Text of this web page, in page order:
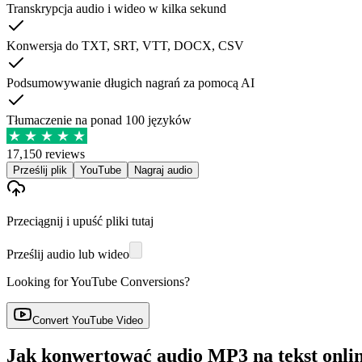
Transkrypcja audio i wideo w kilka sekund
Konwersja do TXT, SRT, VTT, DOCX, CSV
Podsumowywanie długich nagrań za pomocą AI
Tłumaczenie na ponad 100 języków
17,150 reviews
Prześlij plik YouTube Nagraj audio
Przeciągnij i upuść pliki tutaj
Prześlij audio lub wideo
Looking for YouTube Conversions?
Convert YouTube Video
Jak konwertować audio MP3 na tekst